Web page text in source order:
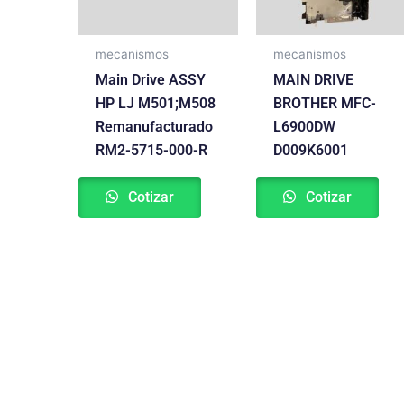
mecanismos
Main Drive ASSY
HP LJ M501;M508
Remanufacturado
RM2-5715-000-R
Cotizar
mecanismos
MAIN DRIVE
BROTHER MFC-
L6900DW
D009K6001
Cotizar